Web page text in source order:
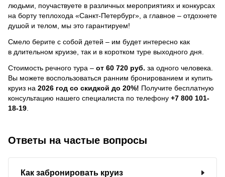
людьми, поучаствуете в различных мероприятиях и конкурсах
на борту теплохода «Санкт-Петербург», а главное – отдохнете
душой и телом, мы это гарантируем!
Смело берите с собой детей – им будет интересно как
в длительном круизе, так и в коротком туре выходного дня.
Стоимость речного тура – от 60 720 руб. за одного человека.
Вы можете воспользоваться ранним бронированием и купить
круиз на 2026 год со скидкой до 20%! Получите бесплатную
консультацию нашего специалиста по телефону +7 800 101-
18-19
Ответы на частые вопросы
Как забронировать круиз